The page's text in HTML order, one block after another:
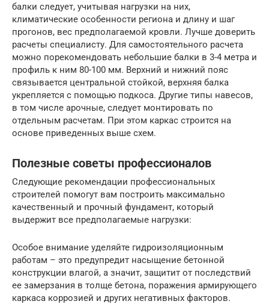
балки следует, учитывая нагрузки на них,
климатические особенности региона и длину и шаг
прогонов, вес предполагаемой кровли. Лучше доверить
расчеты специалисту. Для самостоятельного расчета
можно порекомендовать небольшие балки в 3-4 метра и
профиль к ним 80-100 мм. Верхний и нижний пояс
связывается центральной стойкой, верхняя балка
укрепляется с помощью подкоса. Другие типы навесов,
в том числе арочные, следует монтировать по
отдельным расчетам. При этом каркас строится на
основе приведенных выше схем.
Полезные советы профессионалов
Следующие рекомендации профессиональных
строителей помогут вам построить максимально
качественный и прочный фундамент, который
выдержит все предполагаемые нагрузки:
Особое внимание уделяйте гидроизоляционным
работам – это предупредит насыщение бетонной
конструкции влагой, а значит, защитит от последствий
ее замерзания в толще бетона, поражения армирующего
каркаса коррозией и других негативных факторов.